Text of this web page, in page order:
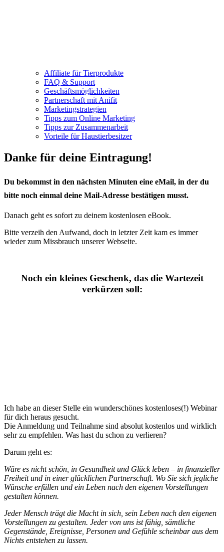
Affiliate für Tierprodukte
FAQ & Support
Geschäftsmöglichkeiten
Partnerschaft mit Anifit
Marketingstrategien
Tipps zum Online Marketing
Tipps zur Zusammenarbeit
Vorteile für Haustierbesitzer
Danke für deine Eintragung!
Du bekommst in den nächsten Minuten eine eMail, in der du
bitte noch einmal deine Mail-Adresse bestätigen musst.
Danach geht es sofort zu deinem kostenlosen eBook.
Bitte verzeih den Aufwand, doch in letzter Zeit kam es immer
wieder zum Missbrauch unserer Webseite.
Noch ein kleines Geschenk, das die Wartezeit
verkürzen soll:
Ich habe an dieser Stelle ein wunderschönes kostenloses(!) Webinar
für dich heraus gesucht.
Die Anmeldung und Teilnahme sind absolut kostenlos und wirklich
sehr zu empfehlen. Was hast du schon zu verlieren?
Darum geht es:
Wäre es nicht schön, in Gesundheit und Glück leben – in finanzieller
Freiheit und in einer glücklichen Partnerschaft. Wo Sie sich jegliche
Wünsche erfüllen und ein Leben nach den eigenen Vorstellungen
gestalten können.
Jeder Mensch trägt die Macht in sich, sein Leben nach den eigenen
Vorstellungen zu gestalten. Jeder von uns ist fähig, sämtliche
Gegenstände, Ereignisse, Personen und Gefühle scheinbar aus dem
Nichts entstehen zu lassen.